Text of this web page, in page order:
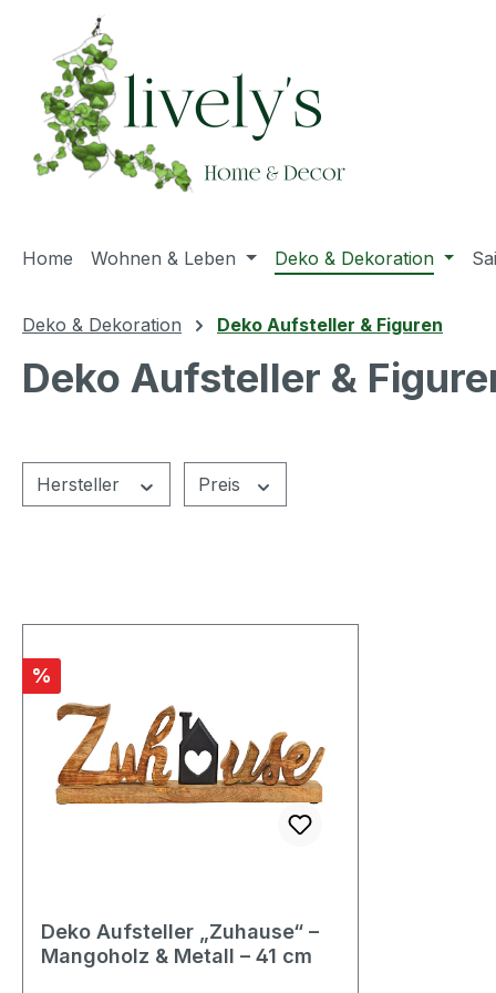
Hauptinhalt springen
Zur Suche springen
Zur Hauptnavigation springen
Home Wohnen & Leben Deko & Dekoration
Deko & Dekoration Deko Aufsteller & Figuren
Deko Aufsteller &
Hersteller Preis
Rabatt
%
Deko Aufsteller „Zuhause“ –
Mangoholz & Metall – 41 cm